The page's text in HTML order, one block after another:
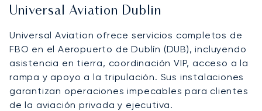
Universal Aviation Dublin
Universal Aviation ofrece servicios completos de
FBO en el Aeropuerto de Dublín (DUB), incluyendo
asistencia en tierra, coordinación VIP, acceso a la
rampa y apoyo a la tripulación. Sus instalaciones
garantizan operaciones impecables para clientes
de la aviación privada y ejecutiva.